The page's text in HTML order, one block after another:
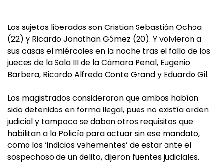
Los sujetos liberados son Cristian Sebastián Ochoa
(22) y Ricardo Jonathan Gómez (20). Y volvieron a
sus casas el miércoles en la noche tras el fallo de los
jueces de la Sala III de la Cámara Penal, Eugenio
Barbera, Ricardo Alfredo Conte Grand y Eduardo Gil.
Los magistrados consideraron que ambos habían
sido detenidos en forma ilegal, pues no existía orden
judicial y tampoco se daban otros requisitos que
habilitan a la Policía para actuar sin ese mandato,
como los ‘indicios vehementes’ de estar ante el
sospechoso de un delito, dijeron fuentes judiciales.